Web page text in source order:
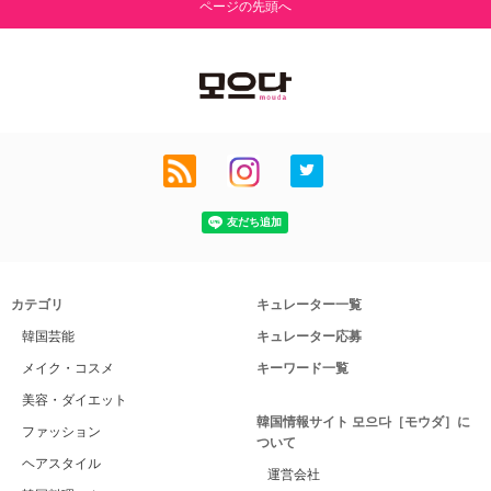
ページの先頭へ
カテゴリ
韓国芸能
メイク・コスメ
美容・ダイエット
ファッション
ヘアスタイル
キュレーター一覧
キュレーター応募
キーワード一覧
韓国情報サイト 모으다［モウダ］に
ついて
運営会社